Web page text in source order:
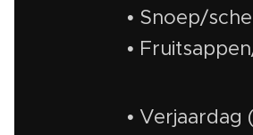
• Snoep/
•
•